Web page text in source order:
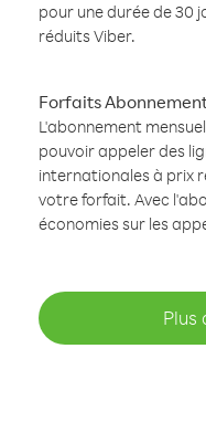
pour une durée de 30
réduits Viber.
Forfaits
L'abonnement
pouvoir appeler des
internationales à prix
votre forfait. Avec
économies sur les
Plus